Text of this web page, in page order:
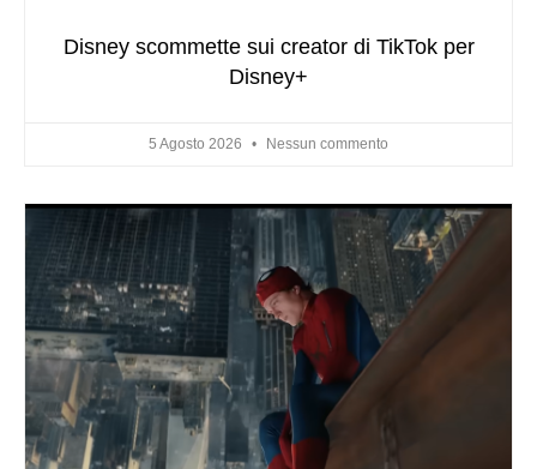
Disney scommette sui creator di TikTok per
Disney+
5 Agosto 2026 Nessun commento